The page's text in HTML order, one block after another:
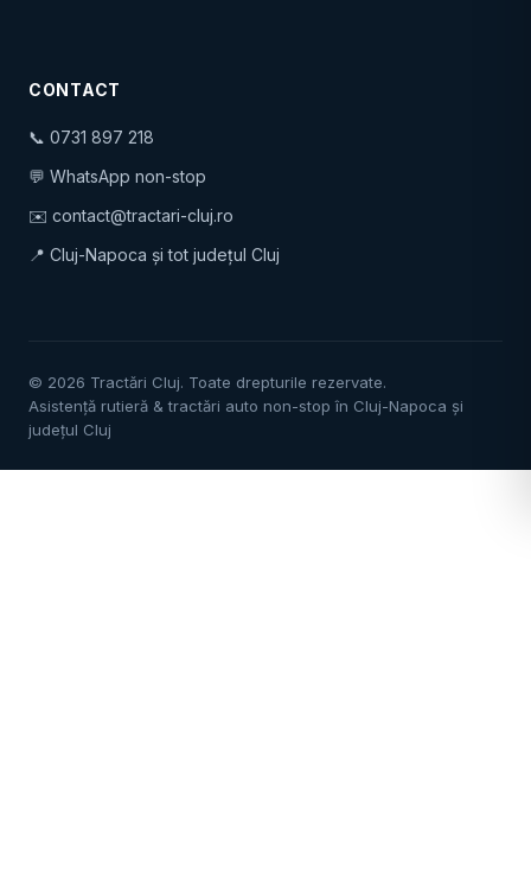
CONTACT
📞 0731 897 218
💬 WhatsApp non-stop
✉️ contact@tractari-cluj.ro
📍 Cluj-Napoca și tot județul Cluj
© 2026 Tractări Cluj. Toate drepturile rezervate.
Asistență rutieră & tractări auto non-stop în Cluj-Napoca și
județul Cluj